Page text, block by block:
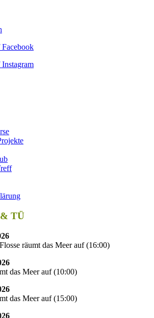
& TÜ
räumt das Meer auf(16:00)
das Meer auf(10:00)
das Meer auf(15:00)